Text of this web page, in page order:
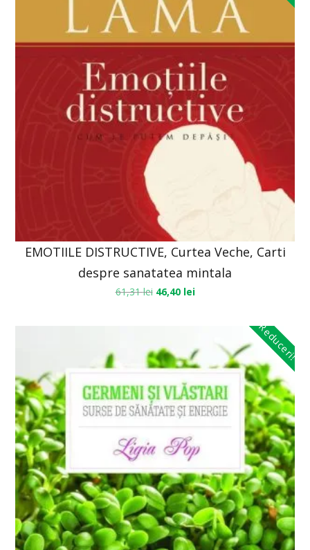
EMOTIILE DISTRUCTIVE, Curtea Veche, Carti
despre sanatatea mintala
61,31lei 46,40 lei
Reduceri!